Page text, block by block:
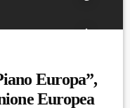
Europa”,
Europea